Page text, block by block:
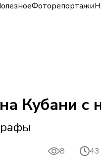
Фоторепортажи
Кубани с
8 43